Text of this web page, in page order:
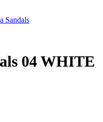
Sandals
04 WHITE